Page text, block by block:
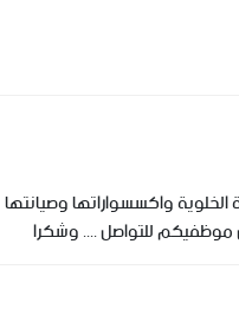
واكسسواراتها وصيانتها
للتواصل .... وشكرا